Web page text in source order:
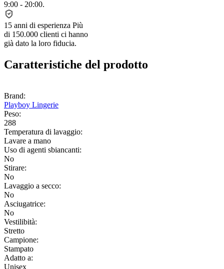
9:00 - 20:00.
15 anni di esperienza Più
di 150.000 clienti ci hanno
già dato la loro fiducia.
Caratteristiche del prodotto
Brand:
Playboy Lingerie
Peso:
288
Temperatura di lavaggio:
Lavare a mano
Uso di agenti sbiancanti:
No
Stirare:
No
Lavaggio a secco:
No
Asciugatrice:
No
Vestilibità:
Stretto
Campione:
Stampato
Adatto a:
Unisex